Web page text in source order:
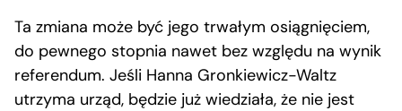
Ta zmiana może być jego trwałym osiągnięciem,
do pewnego stopnia nawet bez względu na wynik
referendum. Jeśli Hanna Gronkiewicz-Waltz
utrzyma urząd, będzie już wiedziała, że nie jest